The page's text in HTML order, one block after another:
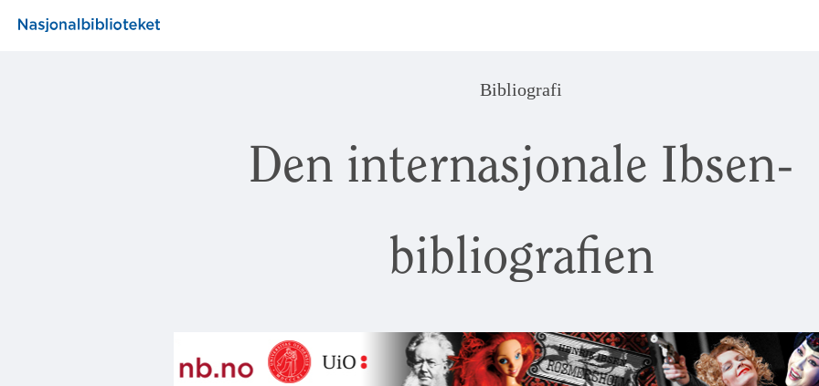
Bibliografi
Den internasjonale Ibsen-
bibliografien